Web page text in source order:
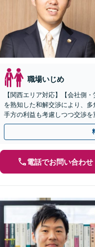
職場いじめ
【関西エリア対応】【会社側
を熟知した和解交渉により、
手方の利益も考慮しつつ交渉
指す「不当解雇／労災の損害
電話でお問い合わせ